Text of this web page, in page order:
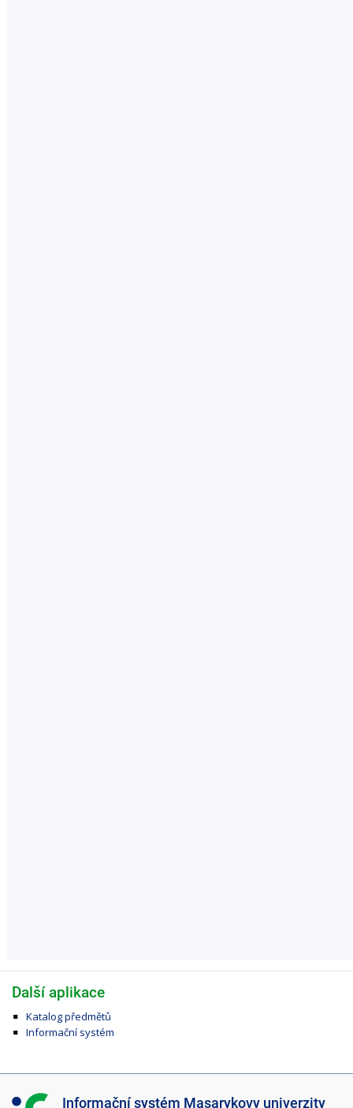
Další aplikace
Katalog předmětů
Informační systém
I Informační systém Masarykovy univerzity